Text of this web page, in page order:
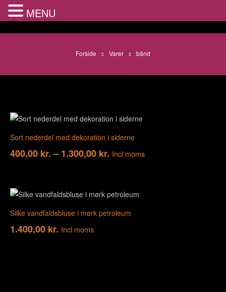
Forside Varer bånd
Sort nederdel med dekoration i siderne
400,00 kr. – 1.300,00 kr. Incl moms
Silke vandfaldsbluse i mørk petroleum
1.400,00 kr. Incl moms
MENU